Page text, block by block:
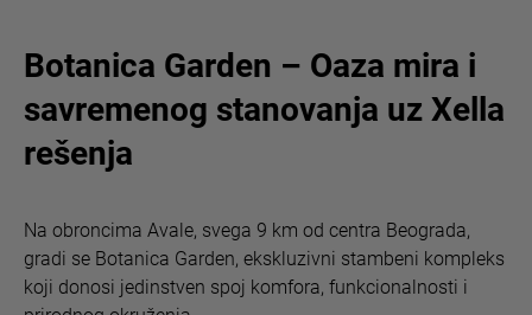
Botanica Garden – Oaza mira i
savremenog stanovanja uz Xella
rešenja
Na obroncima Avale, svega 9 km od centra Beograda,
gradi se Botanica Garden, ekskluzivni stambeni kompleks
koji donosi jedinstven spoj komfora, funkcionalnosti i